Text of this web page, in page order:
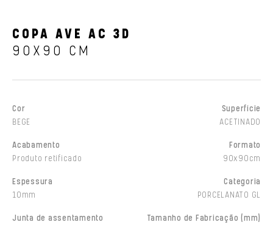
COPA AVE AC 3D
90X90 CM
Cor
BEGE
Superfície
ACETINADO
Acabamento
Produto retificado
Formato
90x90cm
Espessura
10mm
Categoria
PORCELANATO GL
Junta de assentamento
Tamanho de Fabricação (mm)